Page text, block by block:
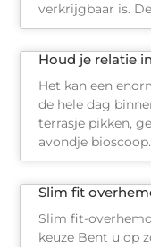
verkrijgbaar is.
Houd je relatie
Het kan een
de hele dag
terrasje pikken,
avondje bioscoop.
Slim fit
Slim fit-
keuze Bent u op